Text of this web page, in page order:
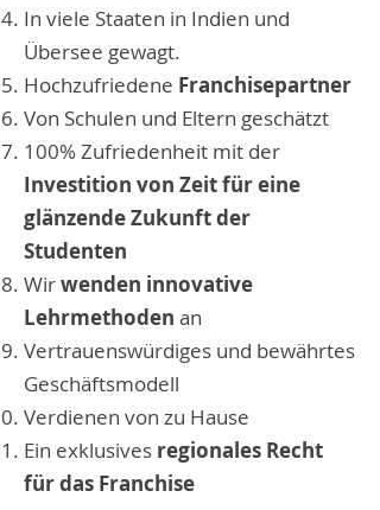
In viele Staaten in Indien und
Übersee gewagt.
Hochzufriedene Franchisepartner
Von Schulen und Eltern geschätzt
100% Zufriedenheit mit der
Investition von Zeit für eine
glänzende Zukunft der
Studenten
Wirwenden innovative
Lehrmethoden an
Vertrauenswürdiges und bewährtes
Geschäftsmodell
Verdienen von zu Hause
Ein exklusives regionales Recht
für das Franchise